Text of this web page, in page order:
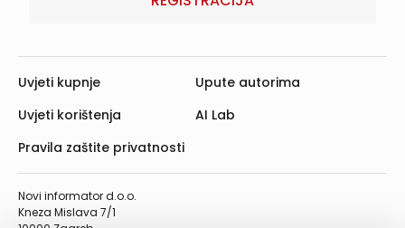
Novi informator d.o.o.
Kneza Mislava 7/1
Uvjeti kupnje
Uvjeti korištenja
Pravila zaštite privatnosti
Upute autorima
AI Lab